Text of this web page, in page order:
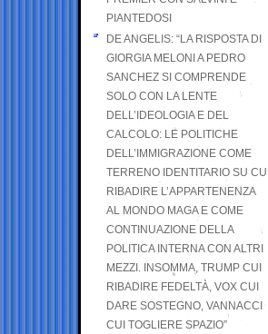
PIANTEDOSI
DE ANGELIS: “LA RISPOSTA DI
GIORGIA MELONI A PEDRO
SANCHEZ SI COMPRENDE
SOLO CON LA LENTE
DELL’IDEOLOGIA E DEL
CALCOLO: LE POLITICHE
DELL’IMMIGRAZIONE COME
TERRENO IDENTITARIO SU CUI
RIBADIRE L’APPARTENENZA
AL MONDO MAGA E COME
CONTINUAZIONE DELLA
POLITICA INTERNA CON ALTRI
MEZZI. INSOMMA, TRUMP CUI
RIBADIRE FEDELTÀ, VOX CUI
DARE SOSTEGNO, VANNACCI
CUI TOGLIERE SPAZIO”